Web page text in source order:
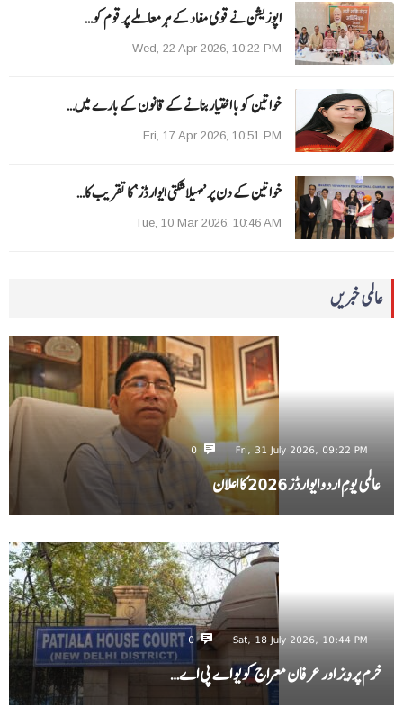
اپوزیشن نے قومی مفاد کے ہر معاملے پر قوم کو…
Wed, 22 Apr 2026, 10:22 PM
خواتین کو با اختیار بنانے کے قانون کے بارے میں…
Fri, 17 Apr 2026, 10:51 PM
خواتین کے دن پر ’مہیلا شکتی ایوارڈز‘ کا تقریب کا…
Tue, 10 Mar 2026, 10:46 AM
عالمی خبریں
Fri, 31 July 2026, 09:22 PM
0
عالمی یومِ اردو ایوارڈز 2026 کا اعلان
Sat, 18 July 2026, 10:44 PM
0
خرم پرویز اور عرفان معراج کو یو اے پی اے…